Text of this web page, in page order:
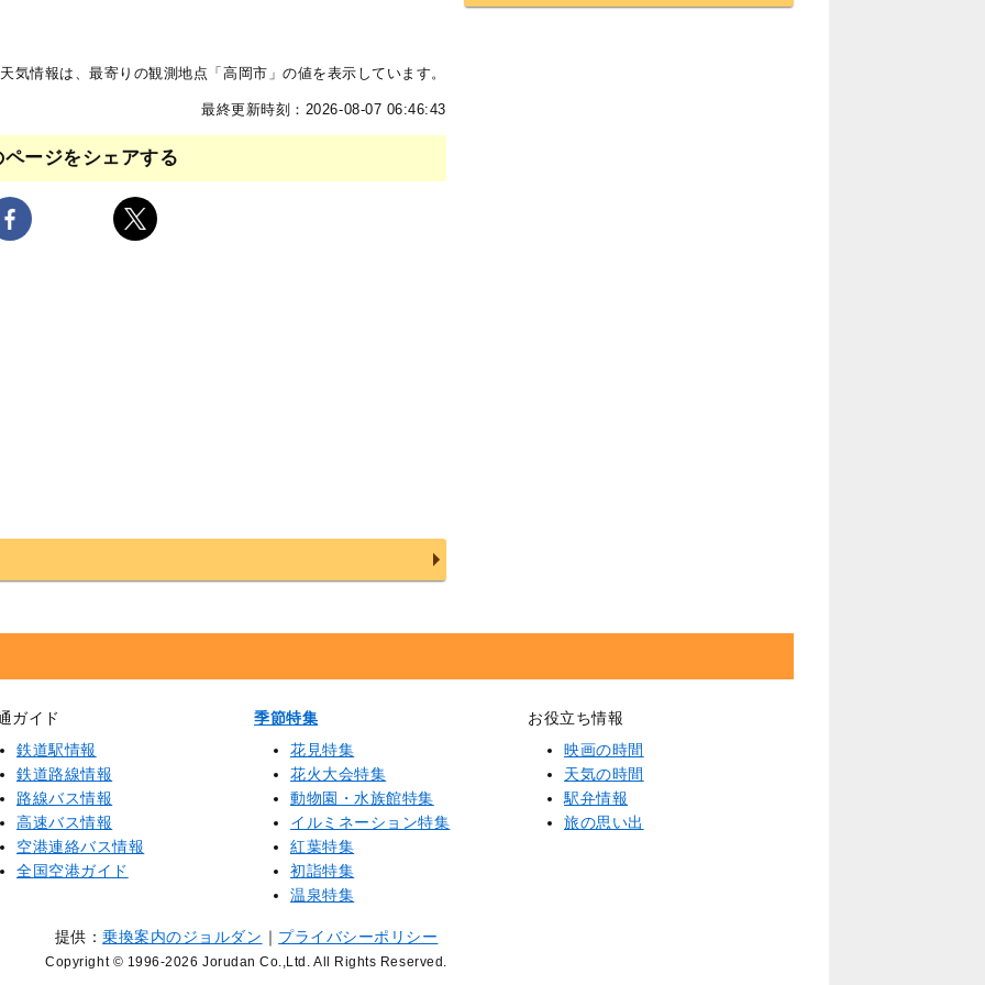
気情報は、最寄りの観測地点「高岡市」の値を表示しています。
最終更新時刻：2026-08-07 06:46:43
ページをシェアする
ガイド
鉄道駅情報
鉄道路線情報
路線バス情報
高速バス情報
空港連絡バス情報
全国空港ガイド
季節特集
花見特集
花火大会特集
動物園・水族館特集
イルミネーション特集
紅葉特集
初詣特集
温泉特集
お役立ち情報
映画の時間
天気の時間
駅弁情報
旅の思い出
提供：乗換案内のジョルダン ｜ プライバシーポリシー
Copyright © 1996-2026 Jorudan Co.,Ltd. All Rights Reserved.